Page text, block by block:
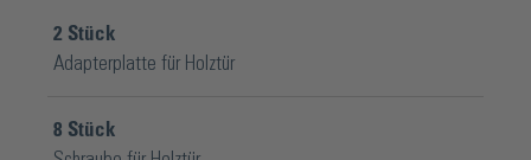
2 Stück
Adapterplatte für Holztür
8 Stück